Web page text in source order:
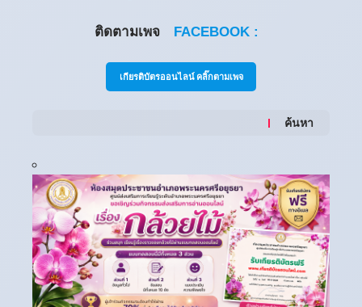
ติดตามเพจ FACEBOOK :
เกียรติบัตรออนไลน์ คลิ๊กตามเพจ
ค้นหา